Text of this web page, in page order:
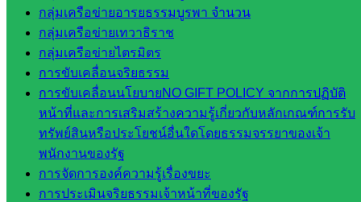
กลุ่มเครือข่ายอารยธรรมบูรพา จำนวน
กลุ่มเครือข่ายเทวาธิราช
กลุ่มเครือข่ายไตรมิตร
การขับเคลื่อนจริยธรรม
การขับเคลื่อนนโยบายNO GIFT POLICY จากการปฏิบัติ
หน้าที่และการเสริมสร้างความรู้เกี่ยวกับหลักเกณฑ์การรับ
ทรัพย์สินหรือประโยชน์อื่นใดโดยธรรมจรรยาของเจ้า
พนักงานของรัฐ
การจัดการองค์ความรู้เรื่องขยะ
การประเมินจริยธรรมเจ้าหน้าที่ของรัฐ
การ
กลุ่ม
บริหาร
งานงาน
เงินและ
สินทรัพย์
กลุ่มน
โยบาย
และแผน
กลุ่มส่ง